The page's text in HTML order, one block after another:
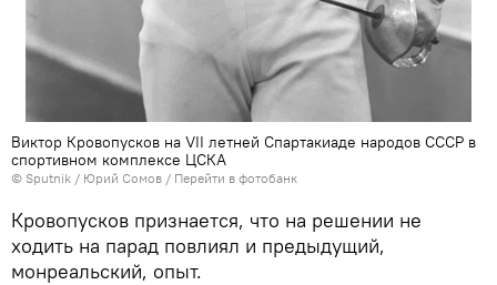
Виктор Кровопусков на VII летней Спартакиаде народов СССР в
спортивном комплексе ЦСКА
© Sputnik / Юрий Сомов / Перейти в фотобанк
Кровопусков признается, что на решении не
ходить на парад повлиял и предыдущий,
монреальский, опыт.